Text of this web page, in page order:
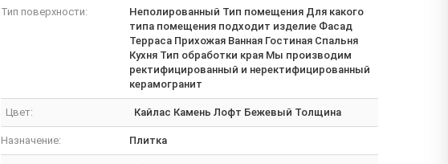
Тип поверхности:
Неполированный Тип помещения Для какого
типа помещения подходит изделие Фасад
Терраса Прихожая Ванная Гостиная Спальня
Кухня Тип обработки края Мы производим
ректифицированный и неректифицированный
керамогранит
Цвет: Кайлас Камень Лофт Бежевый Толщина
Назначение: Плитка